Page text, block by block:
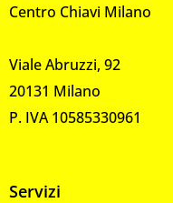
Centro Chiavi Milano
Viale Abruzzi, 92
20131 Milano
P. IVA 10585330961
Servizi